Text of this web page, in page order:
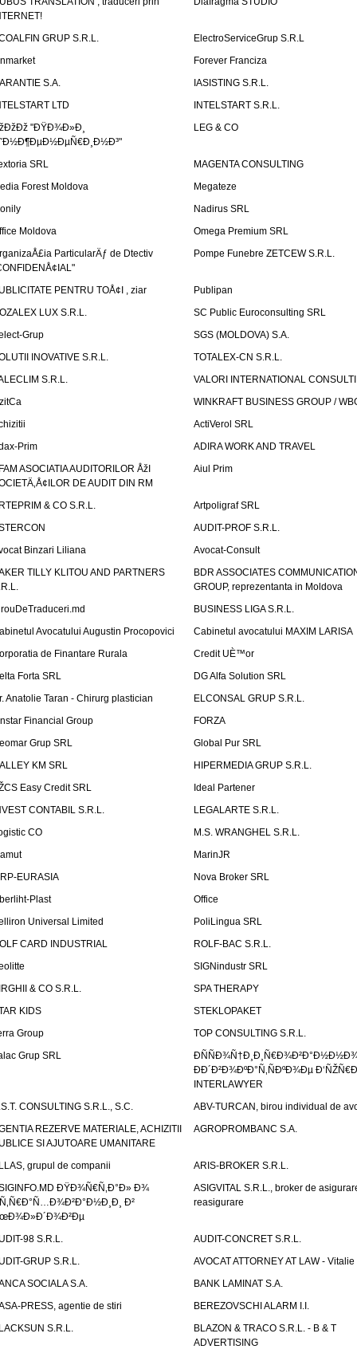
GRUP S.R.L.
ElectroServiceGrup S.R.L
Forever Franciza
S.A.
IASISTING S.R.L.
LTD
INTELSTART S.R.L.
"ÐŸÐ¾Ð»Ð¸
LEG & CO
SRL
MAGENTA CONSULTING
Forest Moldova
Megateze
Nadirus SRL
Moldova
Omega Premium SRL
ParticularÄƒ de Dtectiv
Pompe Funebre ZETCEW S.R.L.
PENTRU TOÅ¢I , ziar
Publipan
LUX S.R.L.
SC Public Euroconsulting SRL
Grup
SGS (MOLDOVA) S.A.
INOVATIVE S.R.L.
TOTALEX-CN S.R.L.
S.R.L.
VALORI INTERNATIONAL
WINKRAFT BUSINESS GROUP /
ActiVerol SRL
Prim
ADIRA WORK AND TRAVEL
ASOCIATIA AUDITORILOR ÅžI
DE AUDIT DIN RM
Aiul Prim
& CO S.R.L.
Artpoligraf SRL
AUDIT-PROF S.R.L.
Binzari Liliana
Avocat-Consult
TILLY KLITOU AND PARTNERS
BDR ASSOCIATES
GROUP, reprezentanta in Moldova
BUSINESS LIGA S.R.L.
Avocatului Augustin Procopovici
Cabinetul avocatului MAXIM LARISA
de Finantare Rurala
Credit UÈ™or
Forta SRL
DG Alfa Solution SRL
Anatolie Taran - Chirurg plastician
ELCONSAL GRUP S.R.L.
Financial Group
FORZA
Grup SRL
Global Pur SRL
KM SRL
HIPERMEDIA GRUP S.R.L.
Easy Credit SRL
Ideal Partener
CONTABIL S.R.L.
LEGALARTE S.R.L.
CO
M.S. WRANGHEL S.R.L.
MarinJR
EURASIA
Nova Broker SRL
Plast
Office
Universal Limited
PoliLingua SRL
CARD INDUSTRIAL
ROLF-BAC S.R.L.
SIGNindustr SRL
& CO S.R.L.
SPA THERAPY
KIDS
STEKLOPAKET
Group
TOP CONSULTING S.R.L.
Grup SRL
ÐÐ´Ð²Ð¾ÐºÐ°Ñ‚ÑÐºÐ¾Ðµ
INTERLAWYER
CONSULTING S.R.L., S.C.
ABV-TURCAN, birou individual de
REZERVE MATERIALE, ACHIZITII
SI AJUTOARE UMANITARE
AGROPROMBANC S.A.
grupul de companii
ARIS-BROKER S.R.L.
ÐŸÐ¾Ñ€Ñ‚Ð°Ð» Ð¾
Ð²
ASIGVITAL S.R.L., broker de
reasigurare
98 S.R.L.
AUDIT-CONCRET S.R.L.
GRUP S.R.L.
AVOCAT ATTORNEY AT LAW - Vitalie
SOCIALA S.A.
BANK LAMINAT S.A.
PRESS, agentie de stiri
BEREZOVSCHI ALARM I.I.
S.R.L.
BLAZON & TRACO S.R.L. - B & T
ADVERTISING